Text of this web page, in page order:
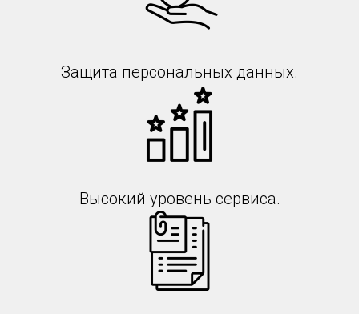
Защита персональных данных.
Высокий уровень сервиса.